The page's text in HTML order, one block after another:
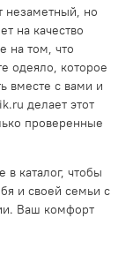
незаметный, но
на качество
на том, что
одеяло, которое
вместе с вами и
делает этот
проверенные
в каталог, чтобы
и своей семьи с
Ваш комфорт